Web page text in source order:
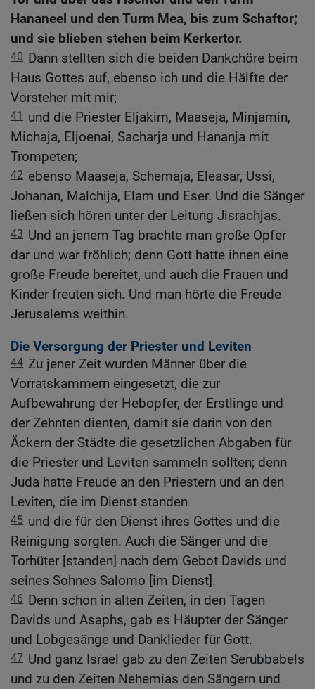
Hananeel und den Turm Mea, bis zum Schaftor;
und sie blieben stehen beim Kerkertor.
40 Dann stellten sich die beiden Dankchöre beim
Haus Gottes auf, ebenso ich und die Hälfte der
Vorsteher mit mir;
41
und die Priester Eljakim, Maaseja, Minjamin,
Michaja, Eljoenai, Sacharja und Hananja mit
Trompeten;
42 ebenso Maaseja, Schemaja, Eleasar, Ussi,
Johanan, Malchija, Elam und Eser. Und die Sänger
ließen sich hören unter der Leitung Jisrachjas.
43 Und an jenem Tag brachte man große Opfer
dar und war fröhlich; denn Gott hatte ihnen eine
große Freude bereitet, und auch die Frauen und
Kinder freuten sich. Und man hörte die Freude
Jerusalems weithin.
Die Versorgung der Priester und Leviten
44 Zu jener Zeit wurden Männer über die
Vorratskammern eingesetzt, die zur
Aufbewahrung der Hebopfer, der Erstlinge und
der Zehnten dienten, damit sie darin von den
Äckern der Städte die gesetzlichen Abgaben für
die Priester und Leviten sammeln sollten; denn
Juda hatte Freude an den Priestern und an den
Leviten, die im Dienst standen
45 und die für den Dienst ihres Gottes und die
Reinigung sorgten. Auch die Sänger und die
Torhüter [standen] nach dem Gebot Davids und
seines Sohnes Salomo [im Dienst].
46 Denn schon in alten Zeiten, in den Tagen
Davids und Asaphs, gab es Häupter der Sänger
und Lobgesänge und Danklieder für Gott.
47 Und ganz Israel gab zu den Zeiten Serubbabels
und zu den Zeiten Nehemias den Sängern und